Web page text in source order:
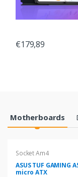
€179,89
Products
Motherboards
Socket Am4
ASUS TUF GAMING
micro ATX